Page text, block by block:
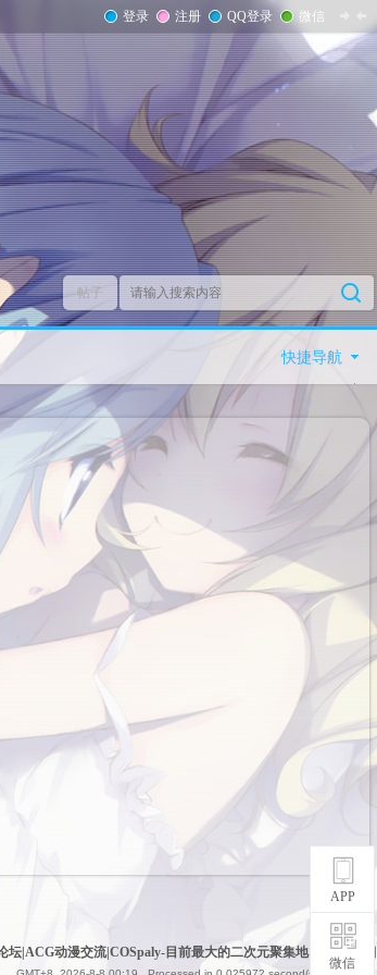
登录 注册 QQ登录 微信
帖子
快捷导航
坛|ACG动漫交流|COSpaly-目前最大的二次元聚集地 网站地图
APP
微信